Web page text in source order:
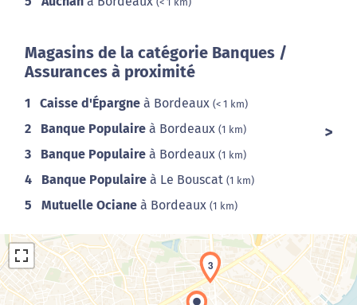
Magasins de la catégorie Banques /
Assurances à proximité
1 Caisse d'Épargne à Bordeaux (< 1 km)
2 Banque Populaire à Bordeaux (1 km)
3 Banque Populaire à Bordeaux (1 km)
4 Banque Populaire à Le Bouscat (1 km)
5 Mutuelle Ociane à Bordeaux (1 km)
3